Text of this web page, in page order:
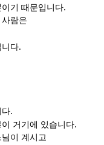
기 때문입니다.
람은
니다.
다.
거기에 있습니다.
이 계시고